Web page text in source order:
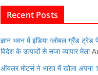
o
o
k
p
Recent Posts
ज्ञान भवन में इंडिया ग्लोबल ग्रैंड
विदेश के उत्पादों से सजा व्यापार मेला
ऑयलर मोटर्स ने भारत में खोला अपना